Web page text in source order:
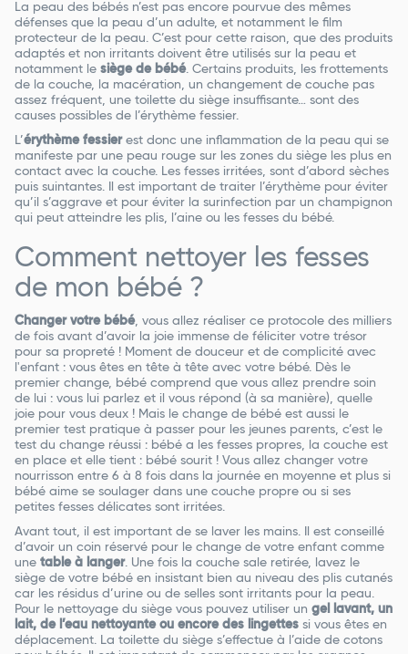
La peau des bébés n’est pas encore pourvue des mêmes
défenses que la peau d’un adulte, et notamment le film
protecteur de la peau. C’est pour cette raison, que des produits
adaptés et non irritants doivent être utilisés sur la peau et
notamment le siège de bébé. Certains produits, les frottements
de la couche, la macération, un changement de couche pas
assez fréquent, une toilette du siège insuffisante… sont des
causes possibles de l’érythème fessier.
L’érythème fessierest donc une inflammation de la peau qui se
manifeste par une peau rouge sur les zones du siège les plus en
contact avec la couche. Les fesses irritées, sont d’abord sèches
puis suintantes. Il est important de traiter l’érythème pour éviter
qu’il s’aggrave et pour éviter la surinfection par un champignon
qui peut atteindre les plis, l’aine ou les fesses du bébé.
Comment nettoyer les fesses
de mon bébé ?
Changer votre bébé, vous allez réaliser ce protocole des milliers
de fois avant d’avoir la joie immense de féliciter votre trésor
pour sa propreté ! Moment de douceur et de complicité avec
l'enfant : vous êtes en tête à tête avec votre bébé. Dès le
premier change, bébé comprend que vous allez prendre soin
de lui : vous lui parlez et il vous répond (à sa manière), quelle
joie pour vous deux ! Mais le change de bébé est aussi le
premier test pratique à passer pour les jeunes parents, c’est le
test du change réussi : bébé a les fesses propres, la couche est
en place et elle tient : bébé sourit ! Vous allez changer votre
nourrisson entre 6 à 8 fois dans la journée en moyenne et plus si
bébé aime se soulager dans une couche propre ou si ses
petites fesses délicates sont irritées.
Avant tout, il est important de se laver les mains. Il est conseillé
d’avoir un coin réservé pour le change de votre enfant comme
une table à langer. Une fois la couche sale retirée, lavez le
siège de votre bébé en insistant bien au niveau des plis cutanés
car les résidus d’urine ou de selles sont irritants pour la peau.
Pour le nettoyage du siège vous pouvez utiliser un gel lavant, un
lait, de l’eau nettoyante ou encore des lingettes si vous êtes en
déplacement. La toilette du siège s’effectue à l’aide de cotons